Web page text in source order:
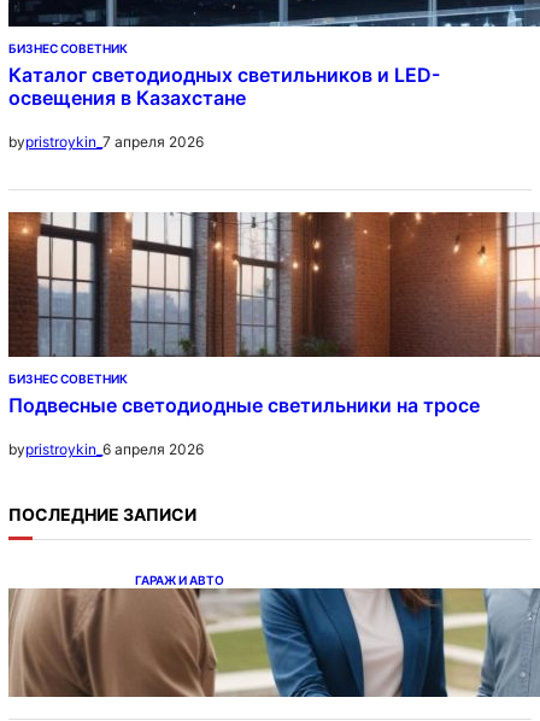
БИЗНЕС СОВЕТНИК
Каталог светодиодных светильников и LED-
освещения в Казахстане
bypristroykin_ 7 апреля 2026
БИЗНЕС СОВЕТНИК
Подвесные светодиодные светильники на тросе
bypristroykin_ 6 апреля 2026
ПОСЛЕДНИЕ ЗАПИСИ
ГАРАЖ И АВТО
Ипотека на новостройки при оформлении
напрямую у застройщика